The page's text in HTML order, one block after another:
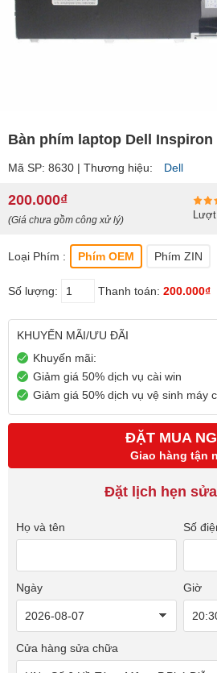
Bàn phím laptop Dell Inspiron
Mã SP: 8630 | Thương hiệu: Dell
200.000₫
(Giá chưa gồm công xử lý)
Lượt
Loại Phím : Phím OEM Phím ZIN
Số lượng: Thanh toán: 200.000₫
KHUYẾN MÃI/ƯU ĐÃI
Khuyến mãi:
Giảm giá 50% dịch vụ cài win
Giảm giá 50% dịch vụ vệ sinh máy
ĐẶT MUA
Giao hàng tận
Đặt lịch hẹn
Họ và tên Số
Ngày Giờ
Cửa hàng sửa chữa